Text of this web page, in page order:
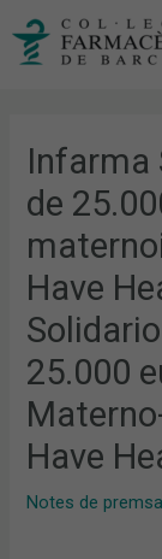
Infarma
de
Have
25.000
Have
Notes de